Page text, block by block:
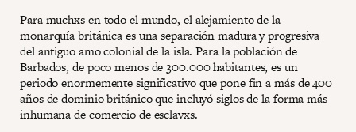
Para muchxs en todo el mundo, el alejamiento de la
monarquía británica es una separación madura y progresiva
del antiguo amo colonial de la isla. Para la población de
Barbados, de poco menos de 300.000 habitantes, es un
periodo enormemente significativo que pone fin a más de 400
años de dominio británico que incluyó siglos de la forma más
inhumana de comercio de esclavxs.